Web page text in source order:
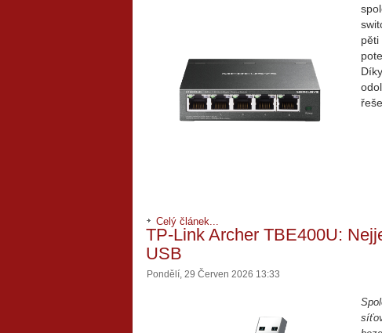
pěti
Celý článek...
TP-Link Archer TBE400U:
USB
Pondělí, 29 Červen 2026 13:33